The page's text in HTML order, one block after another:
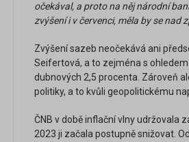
očekával, a proto na něj národní
zvýšení i v červenci, měla by se nad
Zvýšení sazeb neočekává ani
Seifertová, a to zejména s
dubnových 2,5 procenta. Zároveň
politiky, a to kvůli geopolitickému
ČNB v době inflační vlny udržovala
2023 ji začala postupně snižovat.